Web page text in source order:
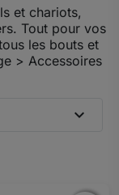
et chariots,
Tout pour vos
les bouts et
> Accessoires
expand_more